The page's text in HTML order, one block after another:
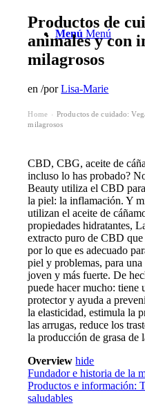
Menú Menú
Productos de
animales y con
milagrosos
en/porLisa-Marie
Home
Productos de cuidado:
milagrosos
CBD, CBG, aceite de
incluso lo has probado?
Beauty utiliza el CBD
la piel: la inflamación. Y
utilizan el aceite de
propiedades hidratantes,
extracto puro de CBD que
por lo que es adecuado
piel y problemas, para
joven y más fuerte. De
puede hacer mucho: tiene
protector y ayuda a
la elasticidad, estimula la
las arrugas, reduce los
la producción de grasa de
Overview hide
Fundador e historia de la
Productos e información:
saludables